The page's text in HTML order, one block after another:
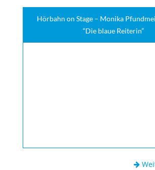
Hörbahn on Stage – Monika
“Die blaue Reiterin”